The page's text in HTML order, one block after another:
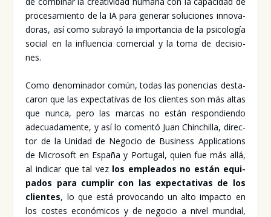
pro­ce­sa­mien­to de la IA para gene­rar solu­cio­nes inno­va­
do­ras, así como sub­ra­yó la impor­tan­cia de la psi­co­lo­gía
social en la influen­cia comer­cial y la toma de deci­sio­
nes.
Como deno­mi­na­dor común, todas las ponen­cias des­ta­
ca­ron que las expec­ta­ti­vas de los clien­tes son más altas
que nun­ca, pero las mar­cas no están res­pon­dien­do
ade­cua­da­men­te, y así lo comen­tó Juan Chin­chi­lla, direc­
tor de la Uni­dad de Nego­cio de Busi­ness Appli­ca­tions
de Micro­soft en Espa­ña y Por­tu­gal, quien fue más allá,
al indi­car que tal vez los emplea­dos no están equi­
pa­dos para cum­plir con las expec­ta­ti­vas de los
clien­tes, lo que está pro­vo­can­do un alto impac­to en
los cos­tes eco­nó­mi­cos y de nego­cio a nivel mun­dial,